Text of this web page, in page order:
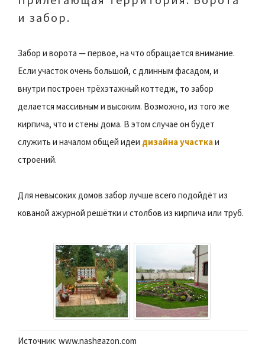
и забор.
Забор и ворота — первое, на что обращается внимание.
Если участок очень большой, с длинным фасадом, и
внутри построен трёхэтажный коттедж, то забор
делается массивным и высоким. Возможно, из того же
кирпича, что и стены дома. В этом случае он будет
служить и началом общей идеи дизайна участкаи
строений.
Для невысоких домов забор лучше всего подойдёт из
кованой ажурной решётки и столбов из кирпича или труб.
Источник: www.nashgazon.com